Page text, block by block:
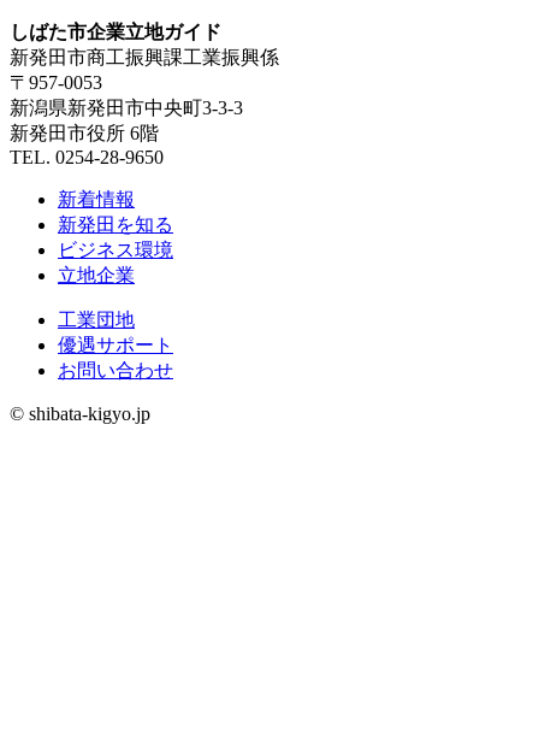
しばた市企業立地ガイド
新発田市商工振興課工業振興係
〒957-0053
新潟県新発田市中央町3-3-3
新発田市役所 6階
TEL. 0254-28-9650
新着情報
新発田を知る
ビジネス環境
立地企業
工業団地
優遇サポート
お問い合わせ
© shibata-kigyo.jp